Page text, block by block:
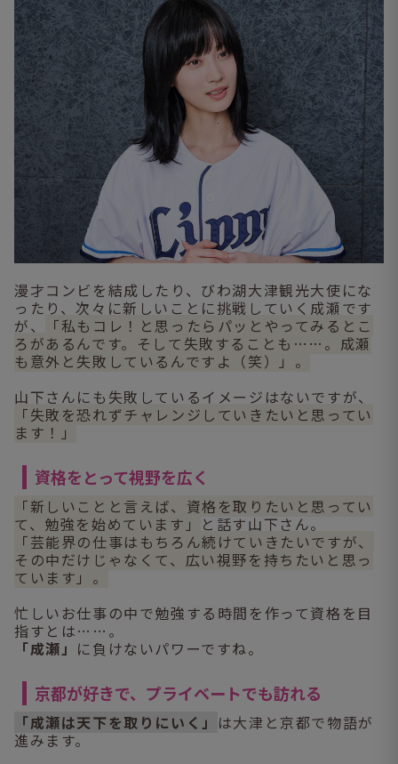
漫才コンビを結成したり、びわ湖大津観光大使にな
ったり、次々に新しいことに挑戦していく成瀬です
が、
「私もコレ！と思ったらパッとやってみるとこ
ろがあるんです。そして失敗することも……。成瀬
も意外と失敗しているんですよ（笑）」。
山下さんにも失敗しているイメージはないですが、
「失敗を恐れずチャレンジしていきたいと思ってい
ます！」
資格をとって視野を広く
「新しいことと言えば、資格を取りたいと思ってい
て、勉強を始めています」
と話す山下さん。
「芸能界の仕事はもちろん続けていきたいですが、
その中だけじゃなくて、広い視野を持ちたいと思っ
ています」。
忙しいお仕事の中で勉強する時間を作って資格を目
指すとは……。
「成瀬」 に負けないパワーですね。
京都が好きで、プライベートでも訪れる
「成瀬は天下を取りにいく」 は大津と京都で物語が
進みます。